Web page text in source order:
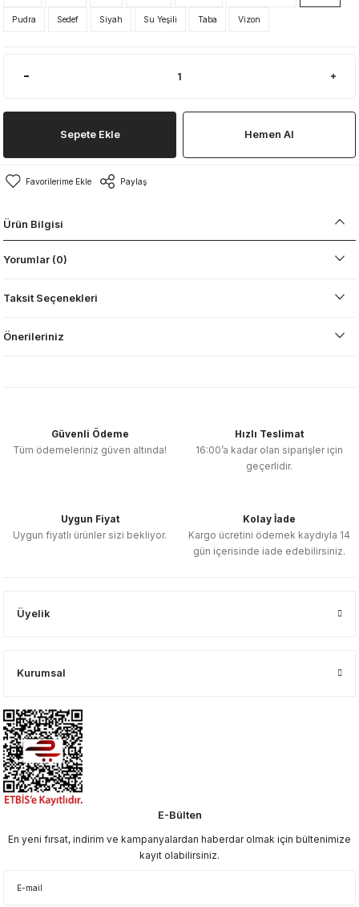
Pudra Sedef Siyah Su Yeşili Taba Vizon
Sepete Ekle Hemen Al
Paylaş
Ürün Bilgisi
Yorumlar (0)
Taksit Seçenekleri
Önerileriniz
Güvenli Ödeme
Tüm ödemeleriniz güven altında!
Hızlı Teslimat
16:00’a kadar olan siparişler için
geçerlidir.
Uygun Fiyat
Uygun fiyatlı ürünler sizi bekliyor.
Kolay İade
Kargo ücretini ödemek kaydıyla 14
gün içerisinde iade edebilirsiniz.
Üyelik
Kurumsal
E-Bülten
En yeni fırsat, indirim ve kampanyalardan haberdar olmak için bültenimize
kayıt olabilirsiniz.